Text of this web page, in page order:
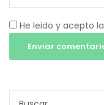
He leido y acepto la